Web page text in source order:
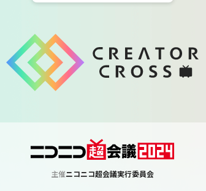
主催ニコニコ超会議実行委員会